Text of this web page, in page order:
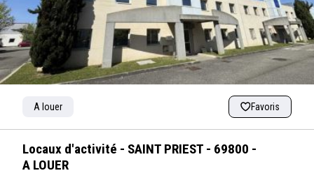
A louer Favoris
Locaux d'activité - SAINT PRIEST - 69800 -
A LOUER